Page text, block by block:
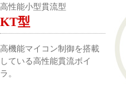
高性能小型貫流型
KT型
高機能マイコン制御を搭載
している高性能貫流ボイ
ラ。